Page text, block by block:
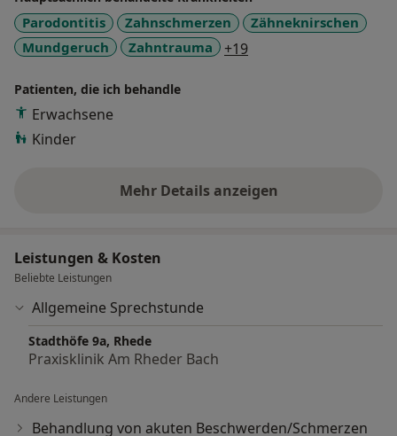
Parodontitis Zahnschmerzen
Zähneknirschen
Mundgeruch
Zahntrauma +19
Patienten, die ich behandle
Erwachsene
Kinder
Mehr Details anzeigen
über Erfahrungen
Leistungen & Kosten
Beliebte Leistungen
Allgemeine Sprechstunde
Stadthöfe 9a, Rhede
Praxisklinik Am Rheder Bach
Andere Leistungen
Behandlung von akuten Beschwerden/Schmerzen